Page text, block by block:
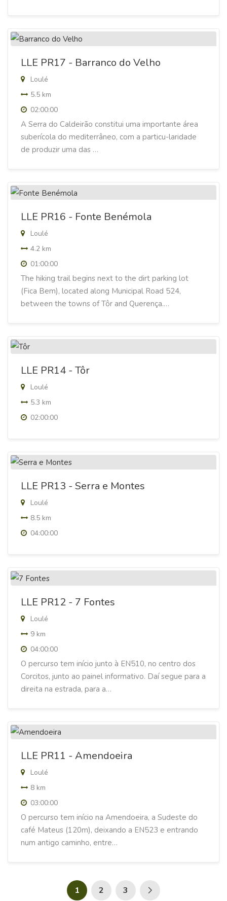
LLE PR17 - Barranco do Velho
Loulé
5.5 km
02:00:00
A Serra do Caldeirão constitui uma importante área
suberícola do mediterrâneo, com a particu-laridade
de produzir uma das …
LLE PR16 - Fonte Benémola
Loulé
4.2 km
01:00:00
The hiking trail begins next to the dirt parking lot
(Fica Bem), located along Municipal Road 524,
between the towns of Tôr and Querença.…
LLE PR14 - Tôr
Loulé
5.3 km
02:00:00
LLE PR13 - Serra e Montes
Loulé
8.5 km
04:00:00
LLE PR12 - 7 Fontes
Loulé
9 km
04:00:00
O percurso tem início junto à EN510, no centro dos
Corcitos, junto ao painel informativo. Daí segue para a
direita na estrada, para a…
LLE PR11 - Amendoeira
Loulé
8 km
03:00:00
O percurso tem início na Amendoeira, a Sudeste do
café Mateus (120m), deixando a EN523 e entrando
num antigo caminho, entre…
1 2 3